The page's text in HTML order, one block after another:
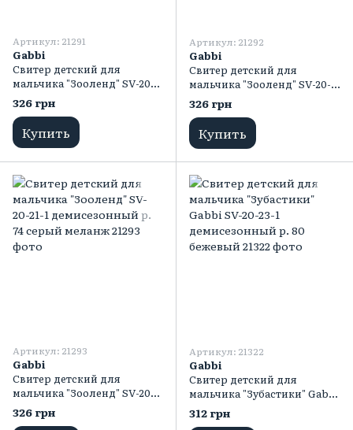
Артикул: 21291
Gabbi
Свитер детский для
мальчика "Зооленд" SV-20-
21-1 демисезонный р. 74
бежевый
326 грн
Купить
Артикул: 21292
Gabbi
Свитер детский для
мальчика "Зооленд" SV-20-
21-1 демисезонный р. 74
бирюзовый
326 грн
Купить
Артикул: 21293
Gabbi
Свитер детский для
мальчика "Зооленд" SV-20-
21-1 демисезонный р. 74
серый меланж
326 грн
Артикул: 21322
Gabbi
Свитер детский для
мальчика "Зубастики" Gabbi
SV-20-23-1 демисезонный р.
80 бежевый
312 грн